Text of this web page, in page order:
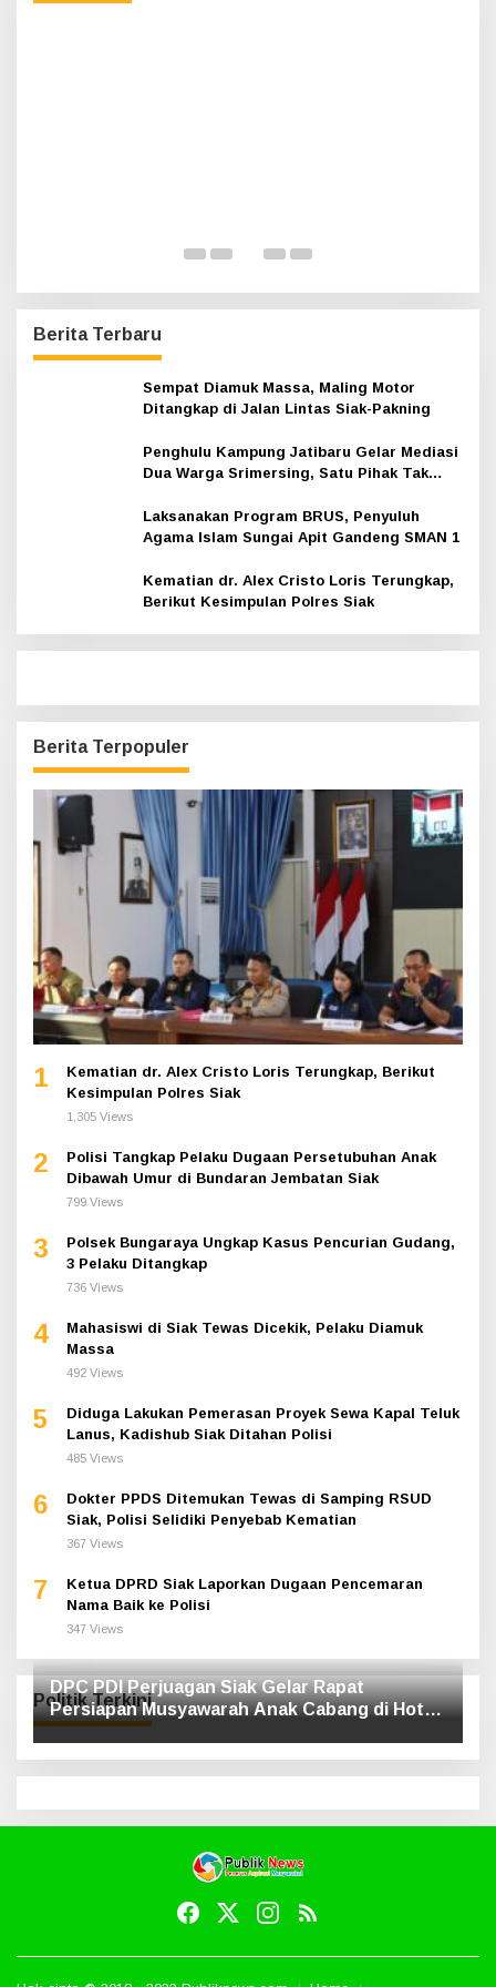
Berita Terbaru
Sempat Diamuk Massa, Maling Motor
Ditangkap di Jalan Lintas Siak-Pakning
Penghulu Kampung Jatibaru Gelar Mediasi
Dua Warga Srimersing, Satu Pihak Tak
Laksanakan Program BRUS, Penyuluh
Agama Islam Sungai Apit Gandeng SMAN 1
Kematian dr. Alex Cristo Loris Terungkap,
Berikut Kesimpulan Polres Siak
Berita Terpopuler
1
Kematian dr. Alex Cristo Loris Terungkap, Berikut
Kesimpulan Polres Siak
1,305 Views
2
Polisi Tangkap Pelaku Dugaan Persetubuhan Anak
Dibawah Umur di Bundaran Jembatan Siak
799 Views
3
Polsek Bungaraya Ungkap Kasus Pencurian Gudang,
3 Pelaku Ditangkap
736 Views
4
Mahasiswi di Siak Tewas Dicekik, Pelaku Diamuk
Massa
492 Views
5
Diduga Lakukan Pemerasan Proyek Sewa Kapal Teluk
Lanus, Kadishub Siak Ditahan Polisi
485 Views
6
Dokter PPDS Ditemukan Tewas di Samping RSUD
Siak, Polisi Selidiki Penyebab Kematian
367 Views
7
Ketua DPRD Siak Laporkan Dugaan Pencemaran
Nama Baik ke Polisi
347 Views
Politik Terkini
DPC PDI Perjuagan Siak Gelar Rapat
Persiapan Musyawarah Anak Cabang di Hotel
Luxe